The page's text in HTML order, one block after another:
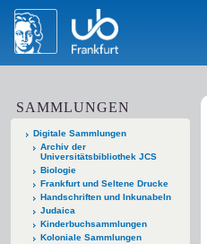
SAMMLUNGEN
Digitale Sammlungen
Archiv der
Universitätsbibliothek JCS
Biologie
Frankfurt und Seltene Drucke
Handschriften und Inkunabeln
Judaica
Kinderbuchsammlungen
Koloniale Sammlungen